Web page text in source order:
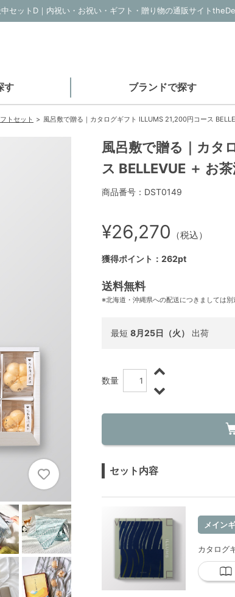
す ブランドで探す
トセット 風呂敷で贈る｜カタログギフト ILLUMS 21,200円コース
風呂敷で贈る｜カタ
ス BELLEVUE ＋ お
商品番号：DST0149
¥26,270 （税込）
獲得ポイント：262pt
送料無料
※北海道・沖縄県への配送につきましては別
最短 8月25日（火） 出荷
数量
セット内容
メイン
カタログ